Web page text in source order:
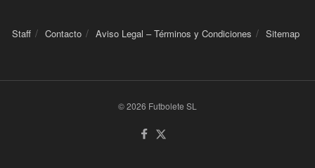
Staff Contacto Aviso Legal – Términos y Condiciones Sitemap
© 2026 Futbolete SL